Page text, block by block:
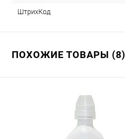
ШтрихКод
ПОХОЖИЕ ТОВАРЫ (8)